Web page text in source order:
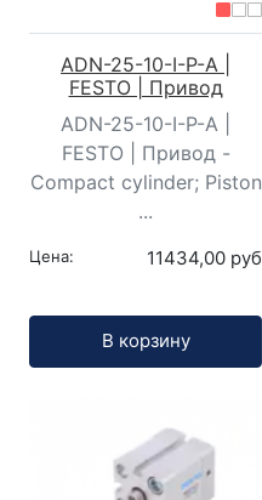
ADN-25-10-I-P-A |
FESTO | Привод
ADN-25-10-I-P-A |
FESTO | Привод -
Compact cylinder; Piston
...
Цена: 11434,00 руб
В корзину